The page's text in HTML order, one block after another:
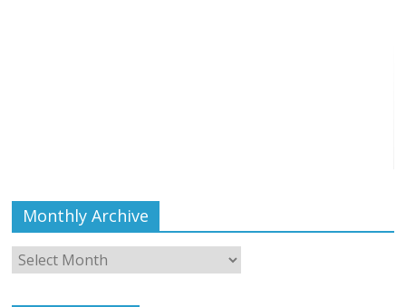
Monthly Archive
Monthly
Archive